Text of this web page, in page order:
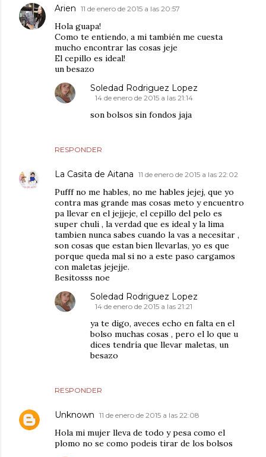
Arien 11 de enero de 2015 a las 20:57
Hola guapa!
Como te entiendo, a mi también me cuesta
mucho encontrar las cosas jeje
El cepillo es ideal!
un besazo
RESPONDER
Soledad Rodriguez Lopez
14 de enero de 2015 a las 21:14
son bolsos sin fondos jaja
La Casita de Aitana 11 de enero de 2015 a las 22:02
Pufff no me hables, no me hables jejej, que yo
contra mas grande mas cosas meto y encuentro
pa llevar en el jejjeje, el cepillo del pelo es
super chuli , la verdad que es ideal y la lima
tambien nunca sabes cuando la vas a necesitar ,
son cosas que estan bien llevarlas, yo es que
porque queda mal si no a este paso cargamos
con maletas jejejje.
Besitosss noe
RESPONDER
Soledad Rodriguez Lopez
14 de enero de 2015 a las 21:21
ya te digo, aveces echo en falta en el
bolso muchas cosas , pero el lo que u
dices tendría que llevar maletas, un
besazo
Unknown 11 de enero de 2015 a las 22:08
Hola mi mujer lleva de todo y pesa como el
plomo no se como podeis tirar de los bolsos